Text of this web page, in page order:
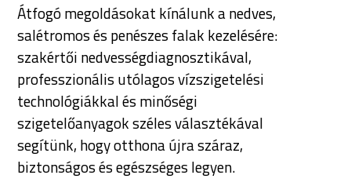
Átfogó megoldásokat kínálunk a nedves,
salétromos és penészes falak kezelésére:
szakértői nedvességdiagnosztikával,
professzionális utólagos vízszigetelési
technológiákkal és minőségi
szigetelőanyagok széles választékával
segítünk, hogy otthona újra száraz,
biztonságos és egészséges legyen.